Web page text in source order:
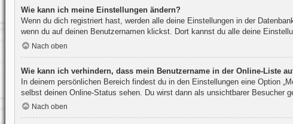
Wie kann ich meine Einstellungen ändern?
Wenn du dich registriert hast, werden alle deine Einstellungen in der
wenn du auf deinen Benutzernamen klickst. Dort kannst du alle deine
Nach oben
Wie kann ich verhindern, dass mein Benutzername in der Online-Liste
In deinem persönlichen Bereich findest du in den Einstellungen eine Option
selbst deinen Online-Status sehen. Du wirst dann als unsichtbarer Besucher
Nach oben